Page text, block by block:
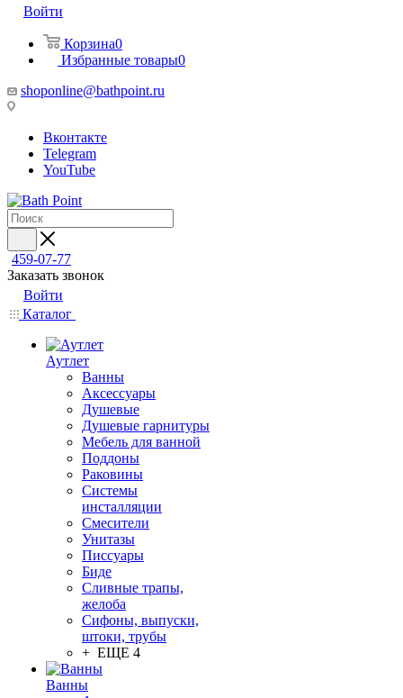
Войти
Корзина0
Избранные товары0
shoponline@bathpoint.ru
Вконтакте
Telegram
YouTube
459-07-77
Заказать звонок
Войти
Каталог
Аутлет
Ванны
Аксессуары
Душевые
Душевые гарнитуры
Мебель для ванной
Поддоны
Раковины
Системы
инсталляции
Смесители
Унитазы
Писсуары
Биде
Сливные трапы,
желоба
Сифоны, выпуски,
штоки, трубы
+ ЕЩЕ 4
Ванны